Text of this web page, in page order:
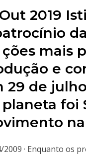
2019
mais
e
29 de
foi
2009 · Enquanto os